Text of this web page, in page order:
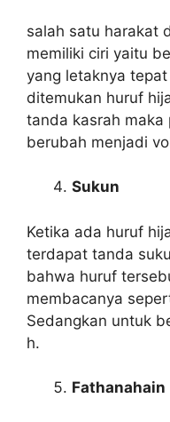
salah satu harakat
memiliki ciri yaitu
yang letaknya
ditemukan huruf
tanda kasrah maka
berubah menjadi
Sukun
Ketika ada huruf
terdapat tanda
bahwa huruf
membacanya
Sedangkan untuk
h.
Fathanahain